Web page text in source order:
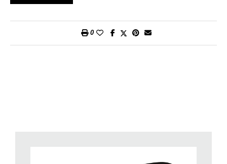
3. Nel frattempo, salate e pepate i filetti. Grattugiate un po’ di
0